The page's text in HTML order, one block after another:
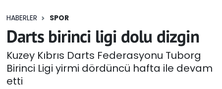
HABERLER SPOR
Darts birinci ligi dolu dizgin
Kuzey Kıbrıs Darts Federasyonu Tuborg
Birinci Ligi yirmi dördüncü hafta ile devam
etti
Eğitim
Ekonomi
Foto Galeri
Tüm Manşetler
Son Dakika Haberleri
Haber Arşivi